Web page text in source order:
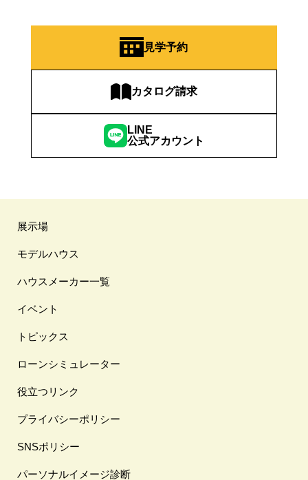
見学予約
カタログ請求
LINE
公式アカウント
展示場
モデルハウス
ハウスメーカー一覧
イベント
トピックス
ローンシミュレーター
役立つリンク
プライバシーポリシー
SNSポリシー
パーソナルイメージ診断